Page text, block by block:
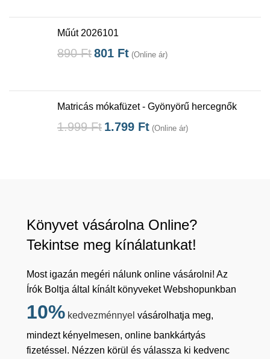
Műút 2026101
890Ft801 Ft (Online ár)
Matricás mókafüzet - Gyönyörű hercegnők
1.999Ft 1.799 Ft (Online ár)
Könyvet vásárolna Online?
Tekintse meg kínálatunkat!
Most igazán megéri nálunk online vásárolni! Az
Írók Boltja által kínált könyveket Webshopunkban
10% kedvezménnyel vásárolhatja meg,
mindezt kényelmesen, online bankkártyás
fizetéssel. Nézzen körül és válassza ki kedvenc